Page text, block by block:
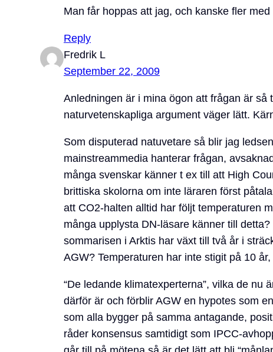
Man får hoppas att jag, och kanske fler
Reply
Fredrik L
September 22, 2009
Anledningen är i mina ögon att frågan är så
naturvetenskapliga argument väger lätt.
Som disputerad natuvetare så blir jag
mainstreammedia hanterar frågan,
många svenskar känner t ex till att High
brittiska skolorna om inte läraren först
att CO2-halten alltid har följt temperaturen
många upplysta DN-läsare känner till
sommarisen i Arktis har växt till två år i
AGW? Temperaturen har inte stigit på 10
“De ledande klimatexperterna”, vilka de nu
därför är och förblir AGW en hypotes som
som alla bygger på samma antagande,
råder konsensus samtidigt som IPCC-